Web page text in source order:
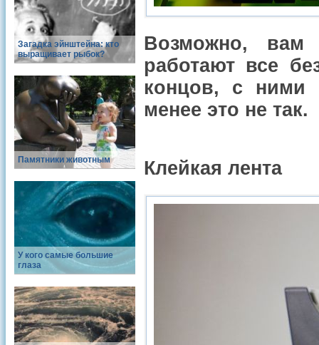
Загадка эйнштейна: кто
выращивает рыбок?
Памятники животным
У кого самые большие
глаза
Возможно,
работают все
концов, с ними
менее это не так.
Клейкая лента